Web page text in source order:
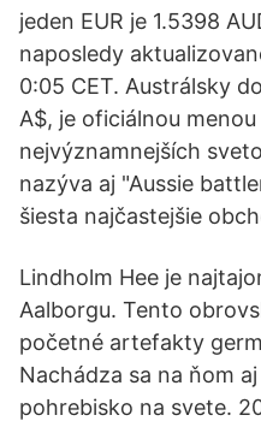
jeden EUR je 1.5398
naposledy
0:05 CET. Austrálsky
A$, je oficiálnou
nejvýznamnejších
nazýva aj "Aussie
šiesta najčastejšie
Lindholm Hee je
Aalborgu. Tento
početné artefakty
Nachádza sa na ňom
pohrebisko na svete.